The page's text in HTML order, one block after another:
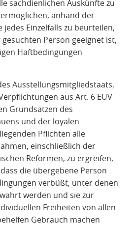
sachdienlichen Auskünfte zu
anhand der
Einzelfalls zu beurteilen,
Person geeignet ist,
Haftbedingungen
Ausstellungsmitgliedstaats,
aus Art. 6 EUV
Grundsätzen des
und der loyalen
Pflichten alle
einschließlich der
Reformen, zu ergreifen,
die übergebene Person
verbüßt, unter denen
werden und sie zur
Freiheiten von allen
Gebrauch machen